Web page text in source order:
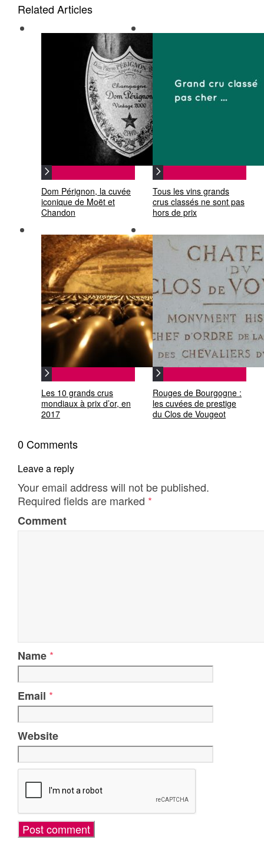
Related Articles
Dom Pérignon, la cuvée
iconique de Moët et
Chandon
Tous les vins grands
crus classés ne sont pas
hors de prix
Les 10 grands crus
mondiaux à prix d’or, en
2017
Rouges de Bourgogne :
les cuvées de prestige
du Clos de Vougeot
0 Comments
Leave a reply
Your email address will not be published.
Required fields are marked *
Comment
Name *
Email *
Website